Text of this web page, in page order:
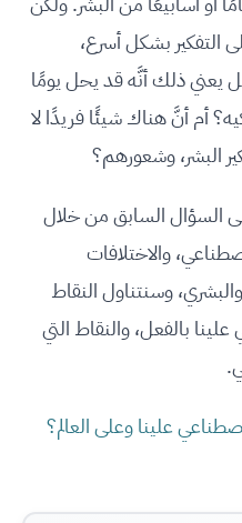
التفكير بشكل أسرع،
يعني ذلك أنَّه قد يحل يومًا
أم أنَّ هناك شيئًا فريدًا لا
البشر، وشعورهم؟
السؤال السابق من خلال
والاختلافات
وسنتناول النقاط
بالفعل، والنقاط التي
علينا وعلى العالم؟